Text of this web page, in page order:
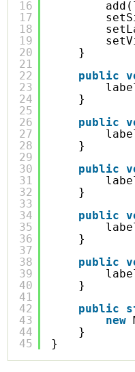
16
17
18
19
20
21
22
23
24
25
26
27
28
29
30
31
32
33
34
35
36
37
38
39
40
41
42
43
44
45
}
public
}
public
}
public
}
public
}
public
}
public
new
}
}